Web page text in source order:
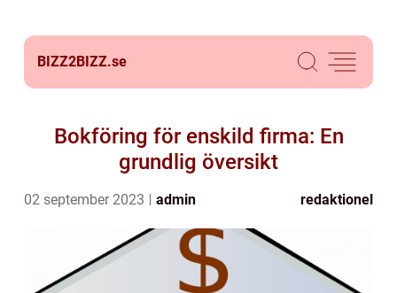
BIZZ2BIZZ.se
Bokföring för enskild firma: En
grundlig översikt
02 september 2023 admin redaktionel